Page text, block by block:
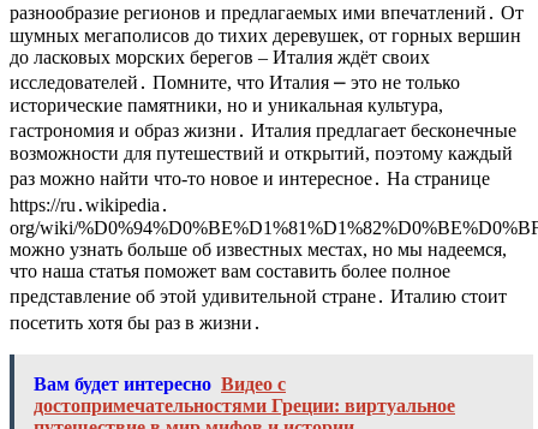
разнообразие регионов и предлагаемых ими впечатлений․ От
шумных мегаполисов до тихих деревушек, от горных вершин
до ласковых морских берегов – Италия ждёт своих
исследователей․ Помните, что Италия ⎼ это не только
исторические памятники, но и уникальная культура,
гастрономия и образ жизни․ Италия предлагает бесконечные
возможности для путешествий и открытий, поэтому каждый
раз можно найти что-то новое и интересное․ На странице
https://ru․wikipedia․
org/wiki/
можно узнать больше об известных местах, но мы надеемся,
что наша статья поможет вам составить более полное
представление об этой удивительной стране․ Италию стоит
посетить хотя бы раз в жизни․
Вам будет интересно Видео с
достопримечательностями Греции: виртуальное